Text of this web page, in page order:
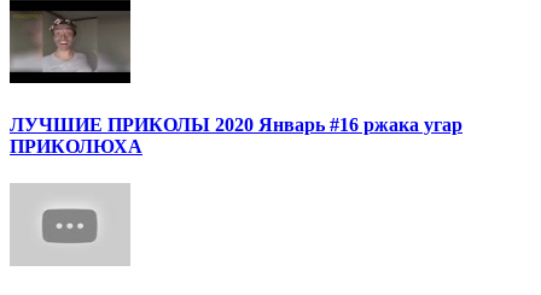
ЛУЧШИЕ ПРИКОЛЫ 2020 Январь #16 ржака угар
ПРИКОЛЮХА